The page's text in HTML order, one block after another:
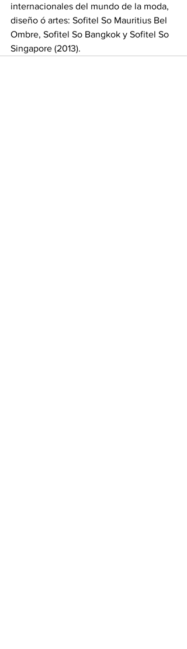
internacionales del mundo de la moda,
diseño ó artes: Sofitel So Mauritius Bel
Ombre, Sofitel So Bangkok y Sofitel So
Singapore (2013).